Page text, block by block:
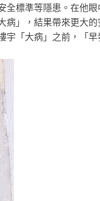
全標準等隱患。在他
病」，結果帶來更大
「大病」之前，「早